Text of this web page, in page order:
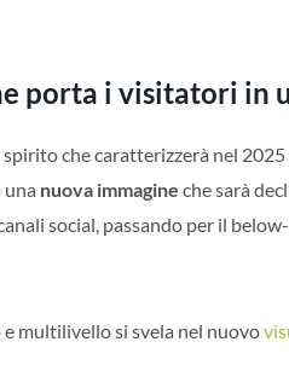
porta i visitatori in
che caratterizzerà nel
nuova immagine che sarà
social, passando per il
multilivello si svela nel nuovo